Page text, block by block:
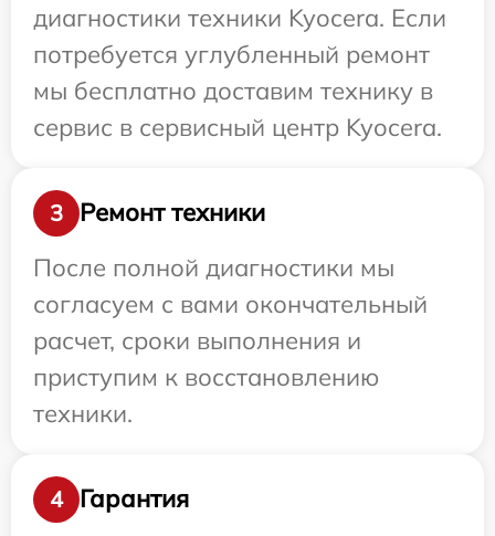
диагностики техники Kyocera. Если
потребуется углубленный ремонт
мы бесплатно доставим технику в
сервис в сервисный центр Kyocera.
3
Ремонт техники
После полной диагностики мы
согласуем с вами окончательный
расчет, сроки выполнения и
приступим к восстановлению
техники.
4
Гарантия